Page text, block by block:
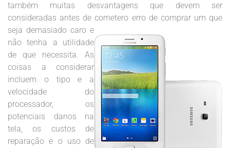
também muitas desvantagens que devem ser
consideradas antes de cometero erro de comprar um que
seja demasiado caro e
não tenha a utilidade
de que necessita. As
coisas a considerar
incluem o tipo e a
velocidade do
processador, os
potenciais danos na
tela, os custos de
reparação e o uso de